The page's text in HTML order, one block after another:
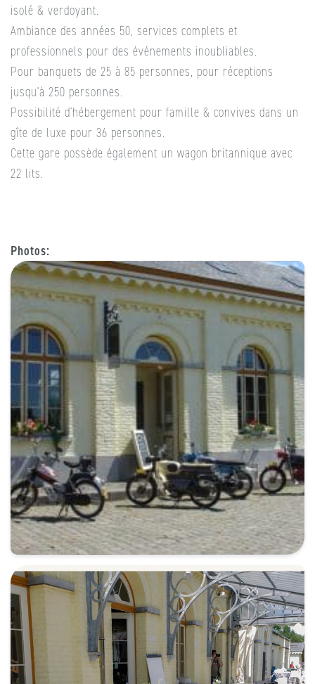
isolé & verdoyant.
Ambiance des années 50, services complets et
professionnels pour des événements inoubliables.
Pour banquets de 25 à 85 personnes, pour réceptions
jusqu’à 250 personnes.
Possibilité d’hébergement pour famille & convives dans un
gîte de luxe pour 36 personnes.
Cette gare possède également un wagon britannique avec
22 lits.
Photos